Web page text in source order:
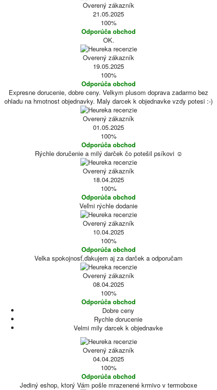
Overený zákazník
21.05.2025
100%
Odporúča obchod
OK.
Overený zákazník
19.05.2025
100%
Odporúča obchod
Expresne dorucenie, dobre ceny. Velkym plusom doprava zadarmo bez
ohladu na hmotnost objednavky. Maly darcek k objednavke vzdy potesi :-)
Overený zákazník
01.05.2025
100%
Odporúča obchod
Rýchle doručenie a milý darček čo potešil psíkovi ☺️
Overený zákazník
18.04.2025
100%
Odporúča obchod
Veľmi rýchle dodanie
Overený zákazník
10.04.2025
100%
Odporúča obchod
Velka spokojnosť,ďakujem aj za darček a odporučam
Overený zákazník
08.04.2025
100%
Odporúča obchod
Dobre ceny
Rychle dorucenie
Velmi mily darcek k objednavke
Overený zákazník
04.04.2025
100%
Odporúča obchod
Jediný eshop, ktorý Vám pošle mrazenené krmivo v termoboxe